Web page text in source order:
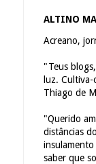
ALTINO
Acreano,
"Teus
luz.
Thiago de
"Querido
distâncias
insulamento
saber que